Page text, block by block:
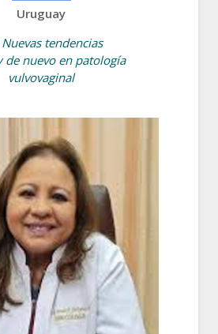
Uruguay
Nuevas tendencias
de nuevo en patología
vulvovaginal